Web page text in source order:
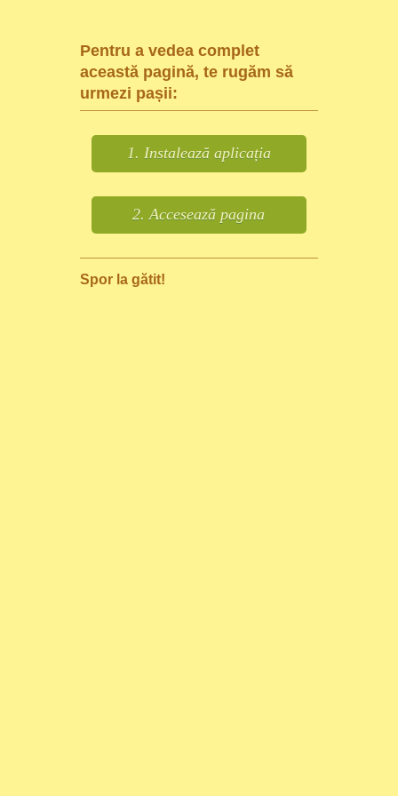
Pentru a vedea complet
această pagină, te rugăm să
urmezi pașii:
1. Instalează aplicația
2. Accesează pagina
Spor la gătit!